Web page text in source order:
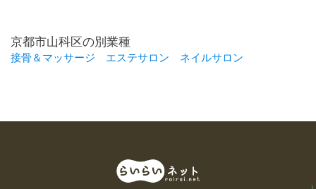
京都市山科区の別業種
接骨＆マッサージ エステサロン ネイルサロン